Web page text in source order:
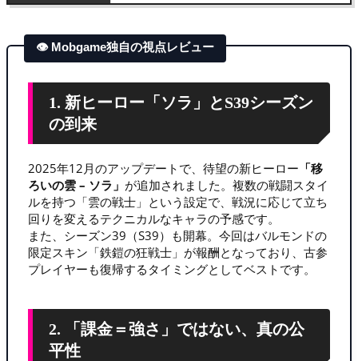
👁 Mobgame独自の視点レビュー
1. 新ヒーロー「ソラ」とS39シーズン
の到来
2025年12月のアップデートで、待望の新ヒーロー 「移
ろいの雲 – ソラ」 が追加されました。複数の戦闘スタイ
ルを持つ「雲の戦士」という設定で、戦況に応じて立ち
回りを変えるテクニカルなキャラの予感です。
また、シーズン39（S39）も開幕。今回はバルモンドの
限定スキン「鉄鎧の狂戦士」が報酬となっており、古参
プレイヤーも復帰するタイミングとしてベストです。
2. 「課金＝強さ」ではない、真の公
平性